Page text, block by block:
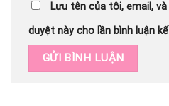
Lưu tên của tôi, email,
duyệt này cho lần bình luận